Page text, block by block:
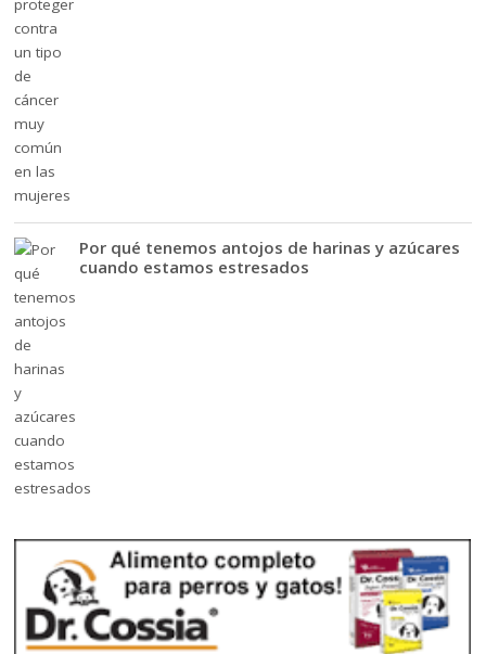
Por qué tenemos antojos de harinas y azúcares
cuando estamos estresados